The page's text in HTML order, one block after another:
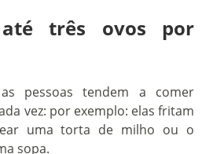
três ovos por
pessoas tendem a comer
vez: por exemplo: elas fritam
uma torta de milho ou o
sopa.